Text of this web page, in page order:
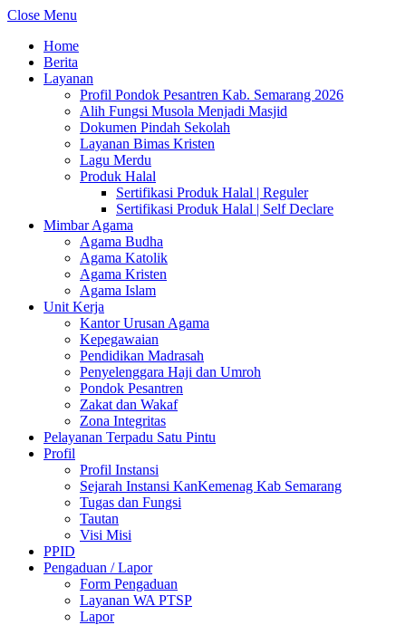
Close Menu
Home
Berita
Layanan
Profil Pondok Pesantren Kab. Semarang 2026
Alih Fungsi Musola Menjadi Masjid
Dokumen Pindah Sekolah
Layanan Bimas Kristen
Lagu Merdu
Produk Halal
Sertifikasi Produk Halal | Reguler
Sertifikasi Produk Halal | Self Declare
Mimbar Agama
Agama Budha
Agama Katolik
Agama Kristen
Agama Islam
Unit Kerja
Kantor Urusan Agama
Kepegawaian
Pendidikan Madrasah
Penyelenggara Haji dan Umroh
Pondok Pesantren
Zakat dan Wakaf
Zona Integritas
Pelayanan Terpadu Satu Pintu
Profil
Profil Instansi
Sejarah Instansi KanKemenag Kab Semarang
Tugas dan Fungsi
Tautan
Visi Misi
PPID
Pengaduan / Lapor
Form Pengaduan
Layanan WA PTSP
Lapor